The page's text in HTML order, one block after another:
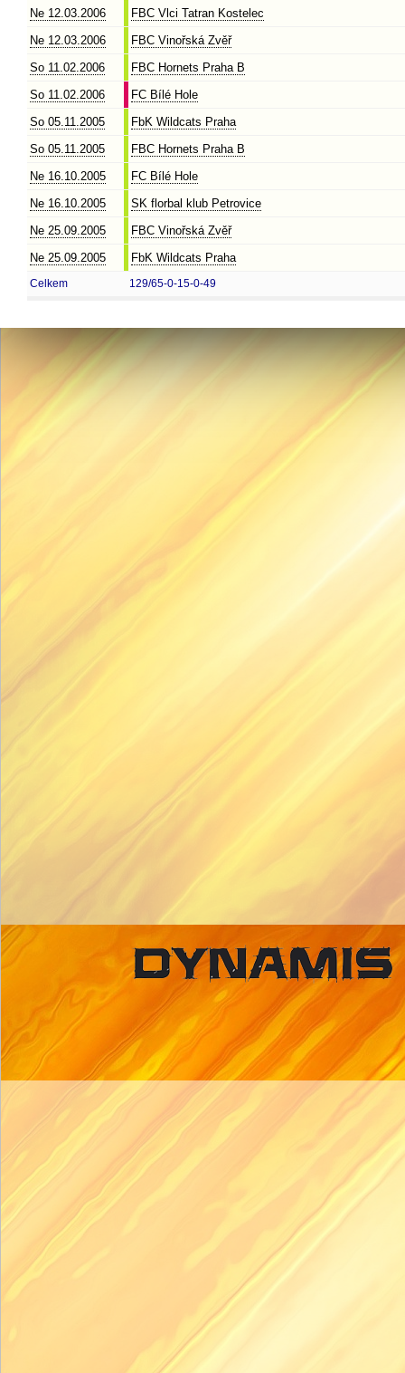
Ne 12.03.2006
FBC Vlci Tatran Kostelec
Ne 12.03.2006
FBC Vinořská Zvěř
So 11.02.2006
FBC Hornets Praha B
So 11.02.2006
FC Bílé Hole
So 05.11.2005
FbK Wildcats Praha
So 05.11.2005
FBC Hornets Praha B
Ne 16.10.2005
FC Bílé Hole
Ne 16.10.2005
SK florbal klub Petrovice
Ne 25.09.2005
FBC Vinořská Zvěř
Ne 25.09.2005
FbK Wildcats Praha
Celkem 129/65-0-15-0-49